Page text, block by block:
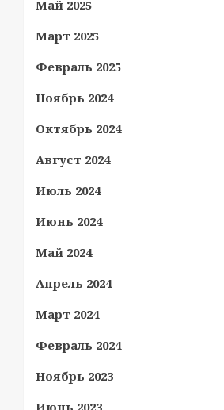
Май 2025
Март 2025
Февраль 2025
Ноябрь 2024
Октябрь 2024
Август 2024
Июль 2024
Июнь 2024
Май 2024
Апрель 2024
Март 2024
Февраль 2024
Ноябрь 2023
Июнь 2023